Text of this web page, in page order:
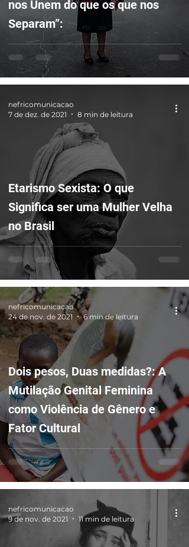
nos Unem do que os que nos
Separam”:
Etarismo Sexista: O que
Significa ser uma Mulher Velha
no Brasil
nefricomunicacao
7 de dez. de 2021
8 min de leitura
Dois pesos, Duas medidas?: A
Mutilação Genital Feminina
como Violência de Gênero e
Fator Cultural
nefricomunicacao
24 de nov. de 2021
6 min de leitura
nefricomunicacao
9 de nov. de 2021
11 min de leitura